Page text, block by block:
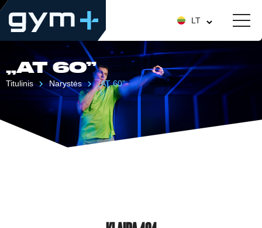
LT
„AT 60”
Titulinis Narystės „AT 60”